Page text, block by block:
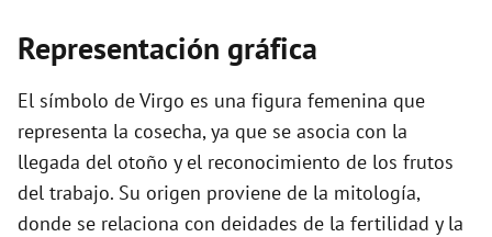
Representación gráfica
El símbolo de Virgo es una figura femenina que
representa la cosecha, ya que se asocia con la
llegada del otoño y el reconocimiento de los frutos
del trabajo. Su origen proviene de la mitología,
donde se relaciona con deidades de la fertilidad y la